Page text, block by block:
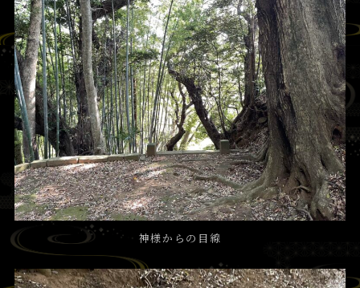
神様からの目線